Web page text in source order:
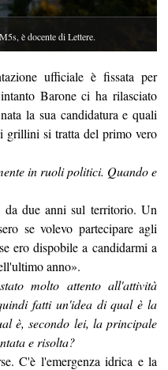
è docente di Lettere.
ufficiale è fissata per
Barone ci ha rilasciato
la sua candidatura e quali
grillini si tratta del primo vero
in ruoli politici. Quando e
due anni sul territorio. Un
se volevo partecipare agli
ero dispobile a candidarmi a
anno».
molto attento all'attività
fatti un'idea di qual è la
è, secondo lei, la principale
e risolta?
C'è l'emergenza idrica e la